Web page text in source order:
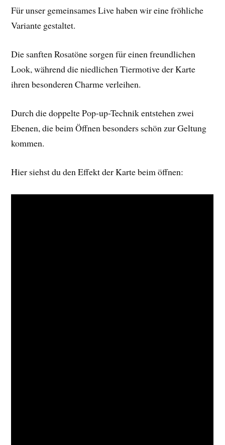
Für unser gemeinsames Live haben wir eine fröhliche
Variante gestaltet.
Die sanften Rosatöne sorgen für einen freundlichen
Look, während die niedlichen Tiermotive der Karte
ihren besonderen Charme verleihen.
Durch die doppelte Pop-up-Technik entstehen zwei
Ebenen, die beim Öffnen besonders schön zur Geltung
kommen.
Hier siehst du den Effekt der Karte beim öffnen: